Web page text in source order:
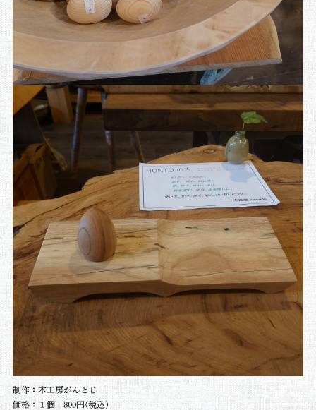
制作：木工房がんどじ
価格：１個 800円(税込)